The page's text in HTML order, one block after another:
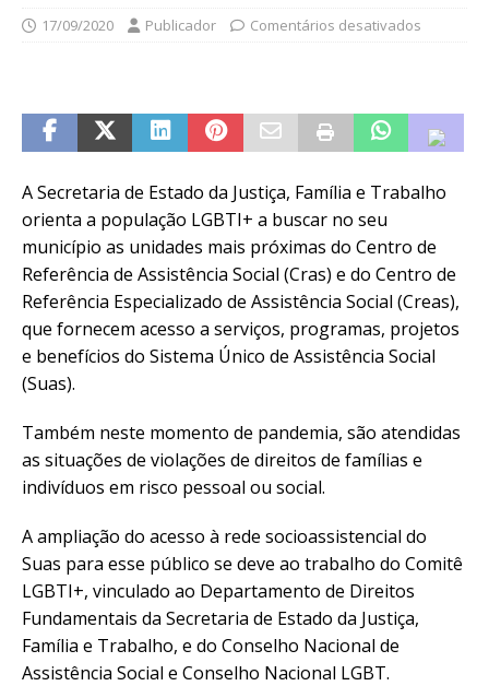
17/09/2020 Publicador Comentários desativados
A Secretaria de Estado da Justiça, Família e Trabalho
orienta a população LGBTI+ a buscar no seu
município as unidades mais próximas do Centro de
Referência de Assistência Social (Cras) e do Centro de
Referência Especializado de Assistência Social (Creas),
que fornecem acesso a serviços, programas, projetos
e benefícios do Sistema Único de Assistência Social
(Suas).
Também neste momento de pandemia, são atendidas
as situações de violações de direitos de famílias e
indivíduos em risco pessoal ou social.
A ampliação do acesso à rede socioassistencial do
Suas para esse público se deve ao trabalho do Comitê
LGBTI+, vinculado ao Departamento de Direitos
Fundamentais da Secretaria de Estado da Justiça,
Família e Trabalho, e do Conselho Nacional de
Assistência Social e Conselho Nacional LGBT.